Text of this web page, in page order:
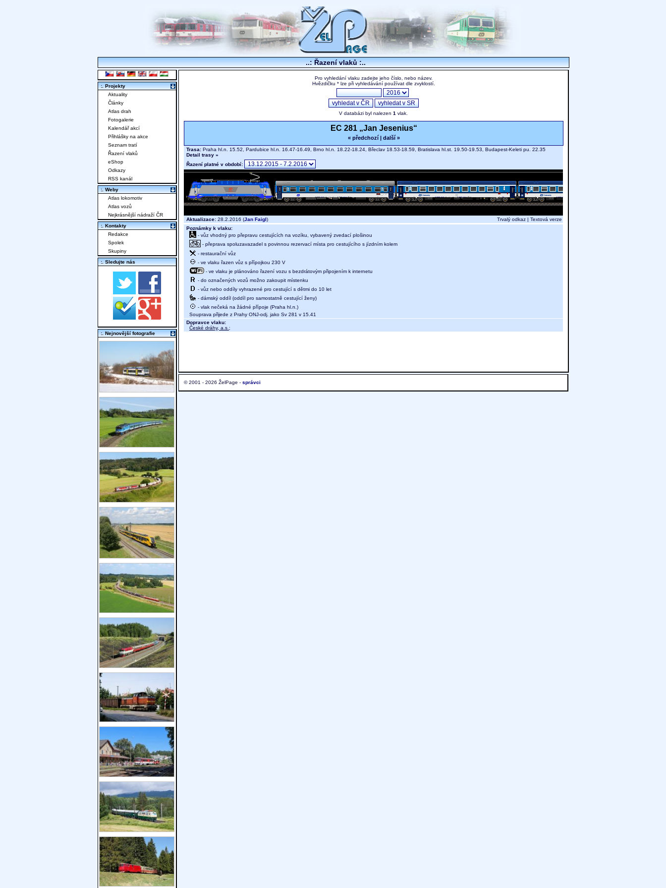
..: Řazení vlaků :..
Pro vyhledání vlaku zadejte jeho číslo, nebo název.
Hvězdičku * lze při vyhledávání používat dle zvyklostí.
V databázi byl nalezen 1 vlak.
EC 281 „Jan Jesenius“
« předchozí| další »
Trasa: Praha hl.n. 15.52, Pardubice hl.n. 16.47-16.49, Brno hl.n. 18.22-18.24, Břeclav 18.53-18.59, Bratislava hl.st. 19.50-19.53, Budapest-Keleti pu. 22.35
Detail trasy »
Řazení platné v období:
Aktualizace: 28.2.2016 (Jan Faigl) Trvalý odkaz | Textová verze
Poznámky k vlaku:
- vůz vhodný pro přepravu cestujících na vozíku, vybavený zvedací plošinou
- přeprava spoluzavazadel s povinnou rezervací místa pro cestujícího s jízdním kolem
- restaurační vůz
- ve vlaku řazen vůz s přípojkou 230 V
- ve vlaku je plánováno řazení vozu s bezdrátovým připojením k internetu
- do označených vozů možno zakoupit místenku
- vůz nebo oddíly vyhrazené pro cestující s dětmi do 10 let
- dámský oddíl (oddíl pro samostatně cestující ženy)
- vlak nečeká na žádné přípoje (Praha hl.n.)
Souprava přijede z Prahy ONJ-odj. jako Sv 281 v 15.41
Dopravce vlaku:
České dráhy, a.s. ;
© 2001 - 2026 ŽelPage - správci
:. Projekty
Aktuality
Články
Atlas drah
Fotogalerie
Kalendář akcí
Přihlášky na akce
Seznam tratí
Řazení vlaků
eShop
Odkazy
RSS kanál
:. Weby
Atlas lokomotiv
Atlas vozů
Nejkrásnější nádraží ČR
:. Kontakty
Redakce
Spolek
Skupiny
:. Sledujte nás
:. Nejnovější fotografie